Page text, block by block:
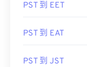
PST 到 EET
PST 到 EAT
PST 到 JST